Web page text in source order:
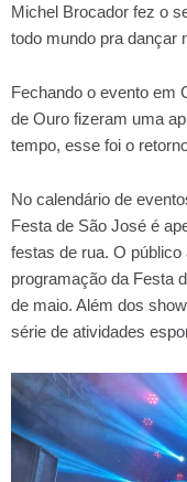
Michel Brocador fez o
todo mundo pra dançar
Fechando o evento em
de Ouro fizeram uma
tempo, esse foi o
No calendário de
Festa de São José é
festas de rua. O
programação da Festa
de maio. Além dos
série de atividades